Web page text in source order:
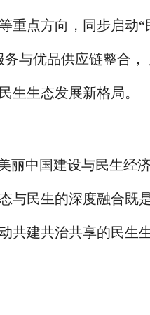
重点方向，同步启动“
与优品供应链整合，
生生态发展新格局。
丽中国建设与民生经
与民生的深度融合既
共建共治共享的民生